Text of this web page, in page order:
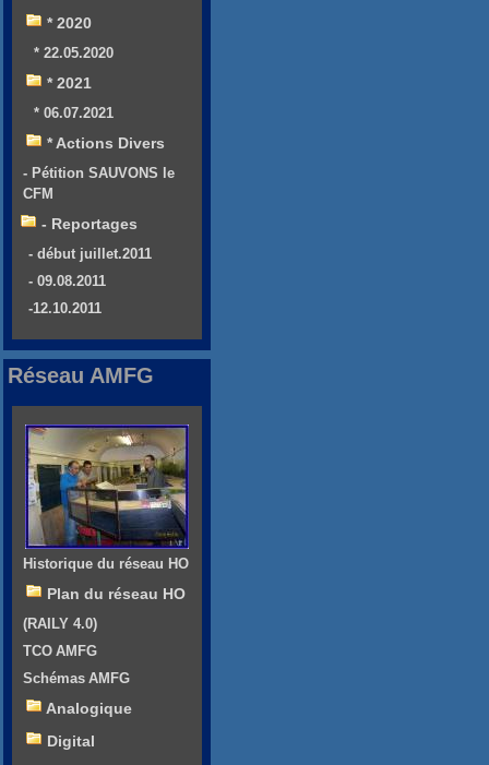
* 2020
* 22.05.2020
* 2021
* 06.07.2021
* Actions Divers
- Pétition SAUVONS le
CFM
- Reportages
- début juillet.2011
- 09.08.2011
-12.10.2011
Réseau AMFG
Historique du réseau HO
Plan du réseau HO
(RAILY 4.0)
TCO AMFG
Schémas AMFG
Analogique
Digital